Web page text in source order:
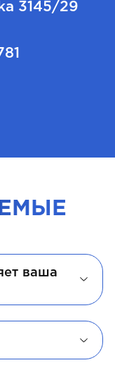
3145/29
ваша